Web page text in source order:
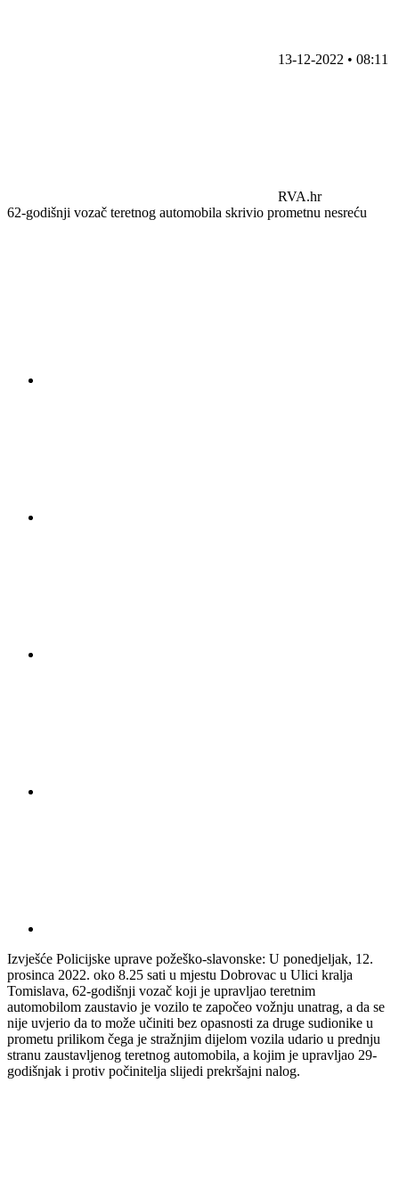
13-12-2022 • 08:11
RVA.hr
62-godišnji vozač teretnog automobila skrivio prometnu nesreću
Izvješće Policijske uprave požeško-slavonske: U ponedjeljak, 12.
prosinca 2022. oko 8.25 sati u mjestu Dobrovac u Ulici kralja
Tomislava, 62-godišnji vozač koji je upravljao teretnim
automobilom zaustavio je vozilo te započeo vožnju unatrag, a da se
nije uvjerio da to može učiniti bez opasnosti za druge sudionike u
prometu prilikom čega je stražnjim dijelom vozila udario u prednju
stranu zaustavljenog teretnog automobila, a kojim je upravljao 29-
godišnjak i protiv počinitelja slijedi prekršajni nalog.